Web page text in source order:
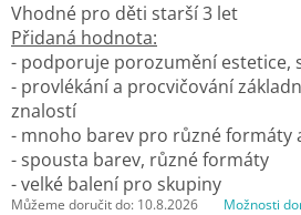
Můžeme doručit do: 10.8.2026 Možnosti
Vhodné pro děti starší 3 let
Přidaná hodnota:
- podporuje porozumění estetice,
- provlékání a procvičování
znalostí
- mnoho barev pro různé formáty
- spousta barev, různé formáty
- velké balení pro skupiny